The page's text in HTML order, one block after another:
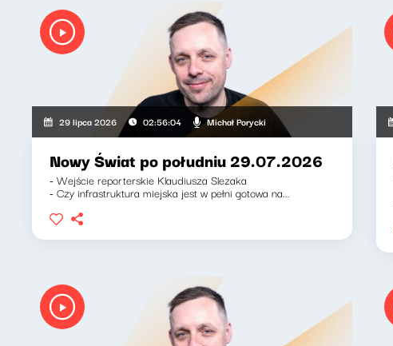
29 lipca 2026 02:56:04 Michał Porycki
Nowy Świat po południu 29.07.2026
- Wejście reporterskie Klaudiusza Slezaka
- Czy infrastruktura miejska jest w pełni gotowa na...